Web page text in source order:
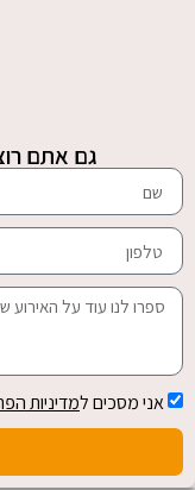
גם אתם
אני מסכים למדיניות